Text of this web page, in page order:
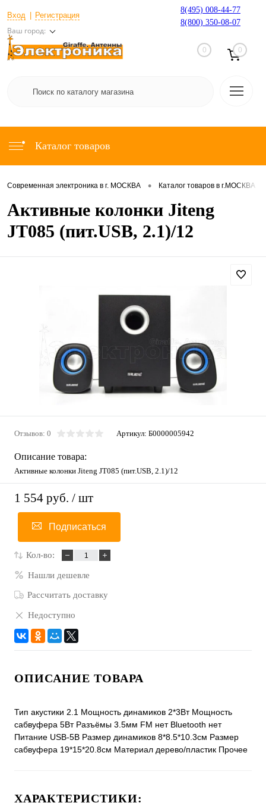
Вход Регистрация
Ваш город:
8(495) 008-44-77
8(800) 350-08-07
0 0
Каталог товаров
Современная электроника в г. МОСКВА • Каталог товаров в г.МОСКВА
Активные колонки Jiteng
JT085 (пит.USB, 2.1)/12
Отзывов: 0 Артикул: Б0000005942
Описание товара:
Активные колонки Jiteng JT085 (пит.USB, 2.1)/12
1 554 руб. / шт
Подписаться
Кол-во:
Нашли дешевле
Рассчитать доставку
Недоступно
ОПИСАНИЕ ТОВАРА
Тип акустики 2.1 Мощность динамиков 2*3Вт Мощность
сабвуфера 5Вт Разъёмы 3.5мм FM нет Bluetooth нет
Питание USB-5B Размер динамиков 8*8.5*10.3см Размер
сабвуфера 19*15*20.8см Материал дерево/пластик Прочее
ХАРАКТЕРИСТИКИ: